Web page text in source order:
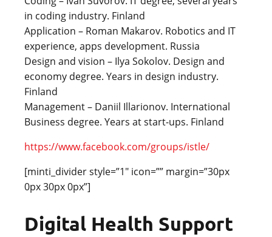
in coding industry. Finland
Application – Roman Makarov. Robotics and IT
experience, apps development. Russia
Design and vision – Ilya Sokolov. Design and
economy degree. Years in design industry.
Finland
Management – Daniil Illarionov. International
Business degree. Years at start-ups. Finland
https://www.facebook.com/groups/istle/
[minti_divider style=”1″ icon=”” margin=”30px
0px 30px 0px”]
Digital Health Support